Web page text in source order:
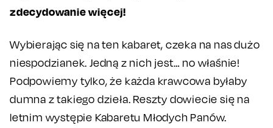
zdecydowanie więcej!
Wybierając się na ten kabaret, czeka na nas dużo
niespodzianek. Jedną z nich jest… no właśnie!
Podpowiemy tylko, że każda krawcowa byłaby
dumna z takiego dzieła. Reszty dowiecie się na
letnim występie Kabaretu Młodych Panów.